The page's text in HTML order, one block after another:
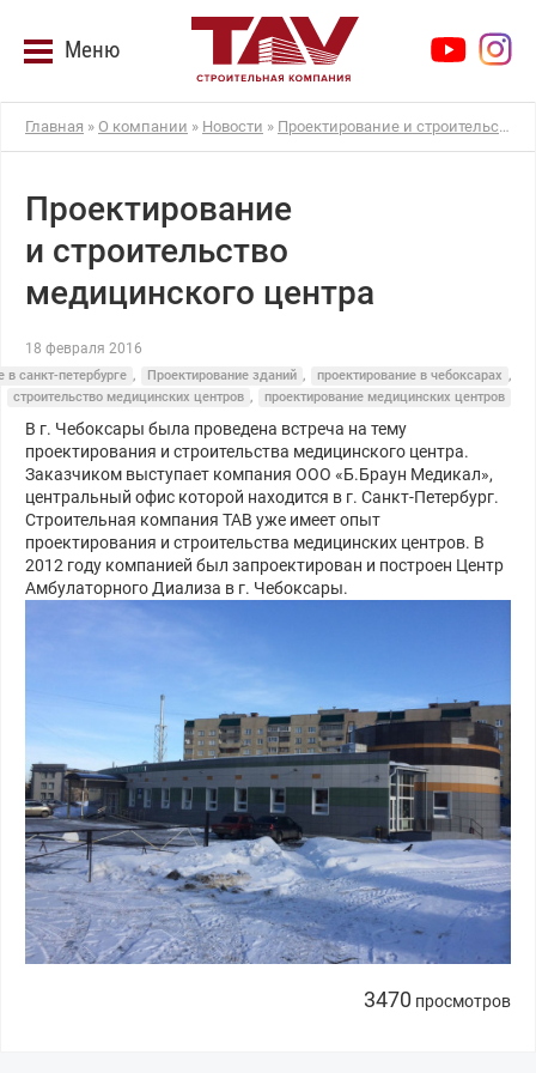
Меню
Главная » О компании » Новости » Проектирование и строительство медицинского центра
Проектирование
и строительство
медицинского центра
18 февраля 2016
в санкт-петербурге , Проектирование зданий , проектирование в чебоксарах ,
строительство медицинских центров , проектирование медицинских центров
В г. Чебоксары была проведена встреча на тему
проектирования и строительства медицинского центра.
Заказчиком выступает компания ООО «Б.Браун Медикал»,
центральный офис которой находится в г. Санкт-Петербург.
Строительная компания ТАВ уже имеет опыт
проектирования и строительства медицинских центров. В
2012 году компанией был запроектирован и построен Центр
Амбулаторного Диализа в г. Чебоксары.
3470 просмотров